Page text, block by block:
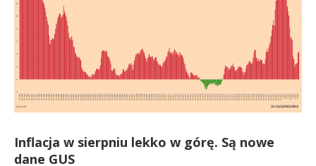
Inflacja w sierpniu lekko w górę. Są nowe
dane GUS